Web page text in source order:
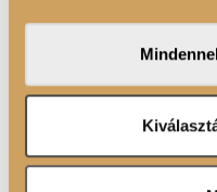
adatait, akik
adatokkal, amelyeket
Ön által használt más
területet, és aLip 01.
dolgozd össze a
ÖSSZETEVŐK
HYDROGENATED